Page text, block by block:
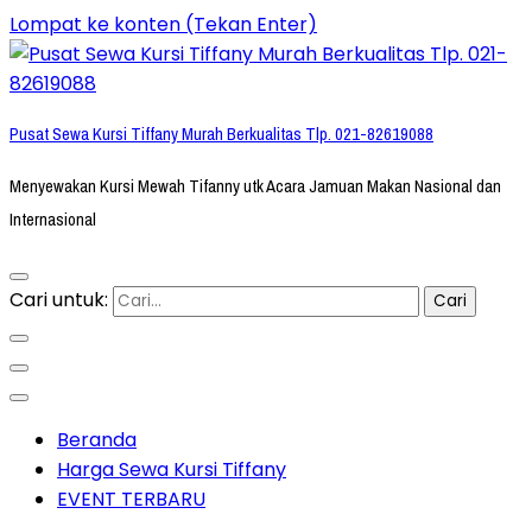
Lompat ke konten (Tekan Enter)
Pusat Sewa Kursi Tiffany Murah Berkualitas Tlp. 021-82619088
Menyewakan Kursi Mewah Tifanny utk Acara Jamuan Makan Nasional dan
Internasional
Cari untuk:
Beranda
Harga Sewa Kursi Tiffany
EVENT TERBARU